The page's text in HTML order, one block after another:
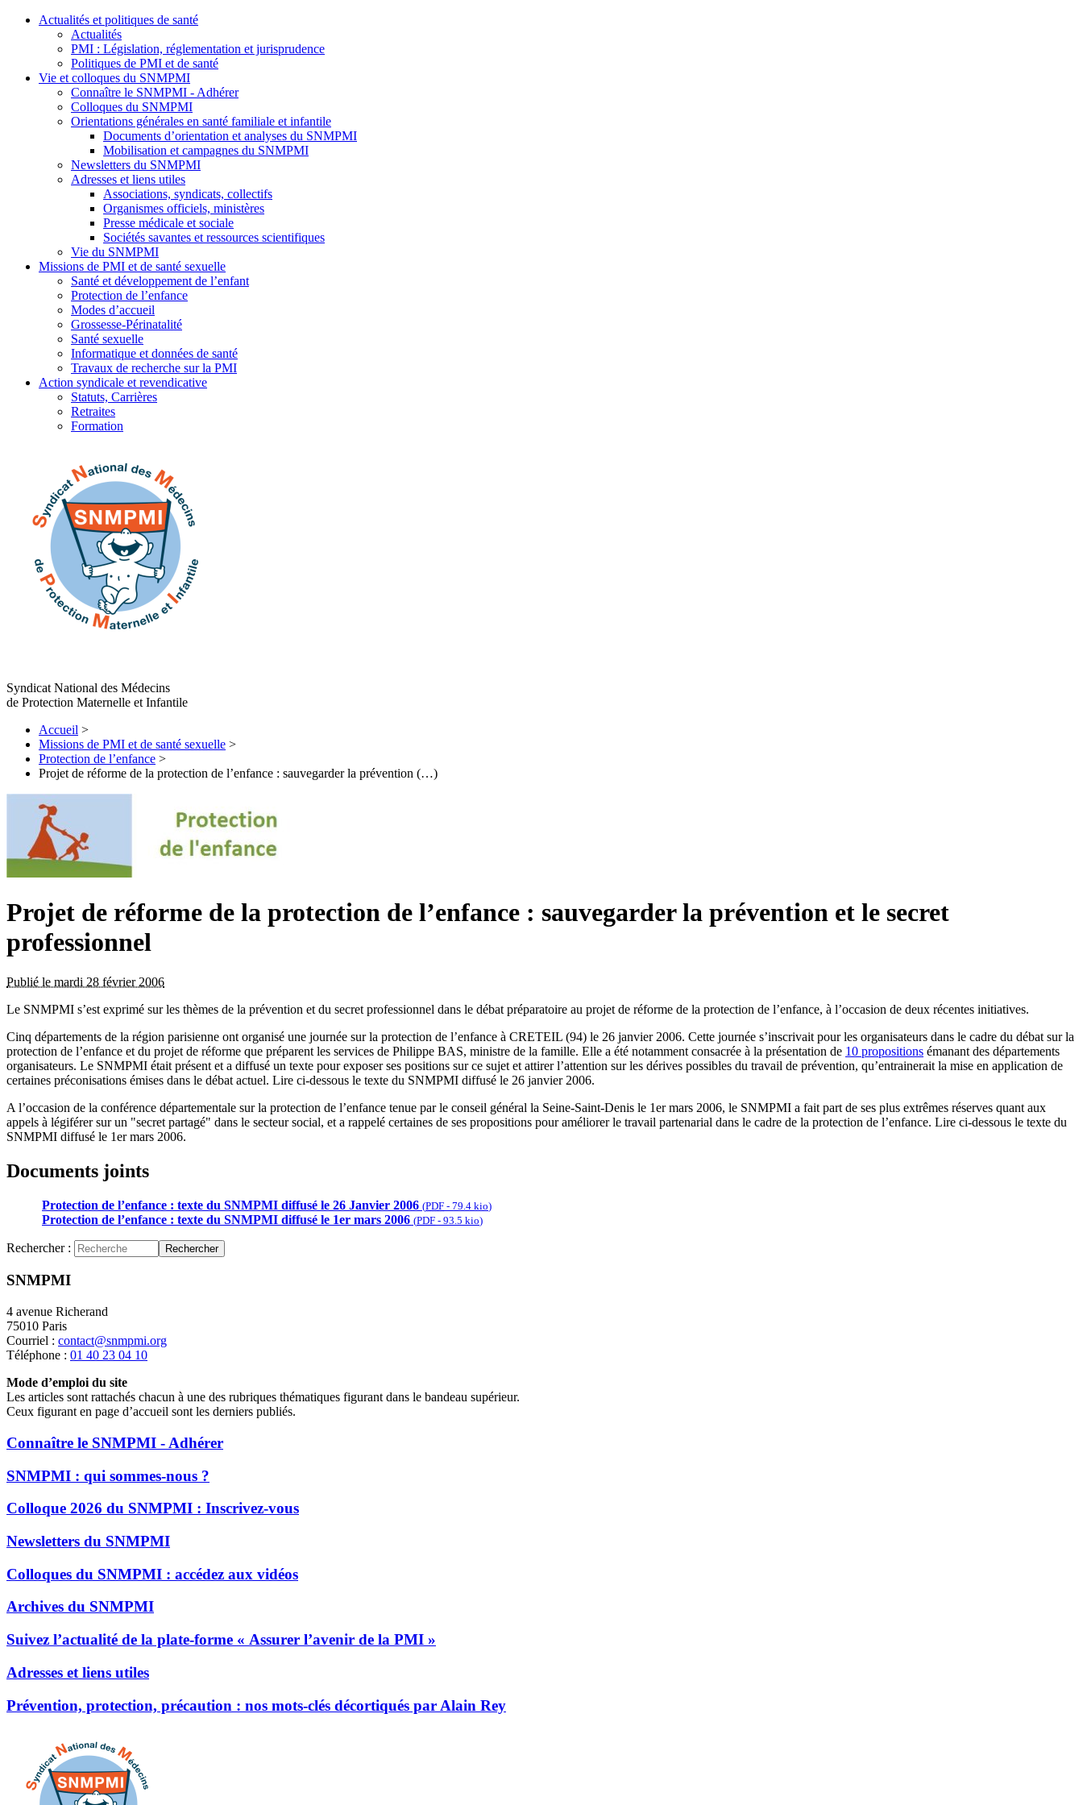
Actualités et politiques de santé
Actualités
PMI : Législation, réglementation et jurisprudence
Politiques de PMI et de santé
Vie et colloques du SNMPMI
Connaître le SNMPMI - Adhérer
Colloques du SNMPMI
Orientations générales en santé familiale et infantile
Documents d’orientation et analyses du SNMPMI
Mobilisation et campagnes du SNMPMI
Newsletters du SNMPMI
Adresses et liens utiles
Associations, syndicats, collectifs
Organismes officiels, ministères
Presse médicale et sociale
Sociétés savantes et ressources scientifiques
Vie du SNMPMI
Missions de PMI et de santé sexuelle
Santé et développement de l’enfant
Protection de l’enfance
Modes d’accueil
Grossesse-Périnatalité
Santé sexuelle
Informatique et données de santé
Travaux de recherche sur la PMI
Action syndicale et revendicative
Statuts, Carrières
Retraites
Formation
Syndicat National des Médecins
de Protection Maternelle et Infantile
Accueil >
Missions de PMI et de santé sexuelle >
Protection de l’enfance >
Projet de réforme de la protection de l’enfance : sauvegarder la prévention (…)
Projet de réforme de la protection de l’enfance : sauvegarder la prévention et le secret
professionnel
Publié le mardi 28 février 2006
Le SNMPMI s’est exprimé sur les thèmes de la prévention et du secret professionnel dans le débat préparatoire au projet de réforme de la protection de l’enfance, à l’occasion de deux récentes initiatives.
Cinq départements de la région parisienne ont organisé une journée sur la protection de l’enfance à CRETEIL (94) le 26 janvier 2006. Cette journée s’inscrivait pour les organisateurs dans le cadre du débat sur la
protection de l’enfance et du projet de réforme que préparent les services de Philippe BAS, ministre de la famille. Elle a été notamment consacrée à la présentation de 10 propositions émanant des départements
organisateurs. Le SNMPMI était présent et a diffusé un texte pour exposer ses positions sur ce sujet et attirer l’attention sur les dérives possibles du travail de prévention, qu’entrainerait la mise en application de
certaines préconisations émises dans le débat actuel. Lire ci-dessous le texte du SNMPMI diffusé le 26 janvier 2006.
A l’occasion de la conférence départementale sur la protection de l’enfance tenue par le conseil général la Seine-Saint-Denis le 1er mars 2006, le SNMPMI a fait part de ses plus extrêmes réserves quant aux
appels à légiférer sur un "secret partagé" dans le secteur social, et a rappelé certaines de ses propositions pour améliorer le travail partenarial dans le cadre de la protection de l’enfance. Lire ci-dessous le texte du
SNMPMI diffusé le 1er mars 2006.
Documents joints
Protection de l’enfance : texte du SNMPMI diffusé le 26 Janvier 2006 (PDF - 79.4 kio)
Protection de l’enfance : texte du SNMPMI diffusé le 1er mars 2006 (PDF - 93.5 kio)
Rechercher : Rechercher
SNMPMI
4 avenue Richerand
75010 Paris
Courriel : contact@snmpmi.org
Téléphone : 01 40 23 04 10
Mode d’emploi du site
Les articles sont rattachés chacun à une des rubriques thématiques figurant dans le bandeau supérieur.
Ceux figurant en page d’accueil sont les derniers publiés.
Connaître le SNMPMI - Adhérer
SNMPMI : qui sommes-nous ?
Colloque 2026 du SNMPMI : Inscrivez-vous
Newsletters du SNMPMI
Colloques du SNMPMI : accédez aux vidéos
Archives du SNMPMI
Suivez l’actualité de la plate-forme « Assurer l’avenir de la PMI »
Adresses et liens utiles
Prévention, protection, précaution : nos mots-clés décortiqués par Alain Rey